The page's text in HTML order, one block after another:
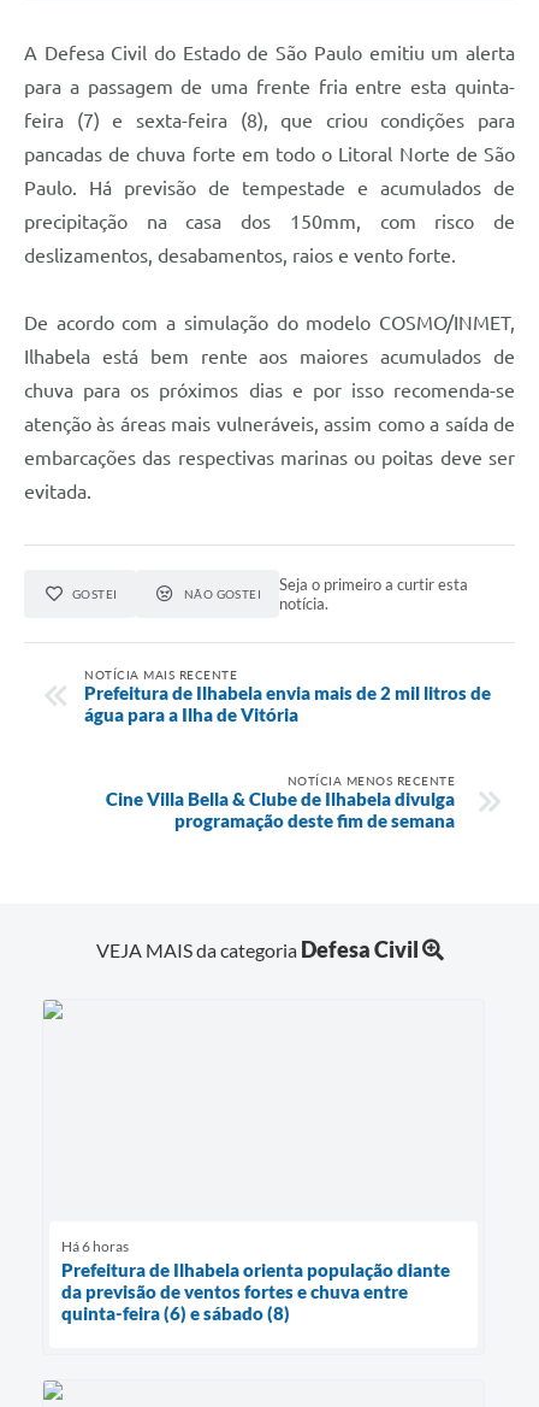
A Defesa Civil do Estado de São Paulo emitiu um alerta
para a passagem de uma frente fria entre esta quinta-
feira (7) e sexta-feira (8), que criou condições para
pancadas de chuva forte em todo o Litoral Norte de São
Paulo. Há previsão de tempestade e acumulados de
precipitação na casa dos 150mm, com risco de
deslizamentos, desabamentos, raios e vento forte.
De acordo com a simulação do modelo COSMO/INMET,
Ilhabela está bem rente aos maiores acumulados de
chuva para os próximos dias e por isso recomenda-se
atenção às áreas mais vulneráveis, assim como a saída de
embarcações das respectivas marinas ou poitas deve ser
evitada.
GOSTEI NÃO GOSTEI
Seja o primeiro a curtir esta
notícia.
NOTÍCIA MAIS RECENTE
Prefeitura de Ilhabela envia mais de 2 mil litros de
água para a Ilha de Vitória
NOTÍCIA MENOS RECENTE
Cine Villa Bella & Clube de Ilhabela divulga
programação deste fim de semana
VEJA MAIS da categoria Defesa Civil
Há 6 horas
Prefeitura de Ilhabela orienta população diante
da previsão de ventos fortes e chuva entre
quinta-feira (6) e sábado (8)